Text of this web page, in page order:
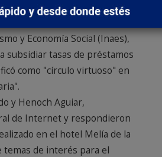
no se democratiza la
y Economía Social (Inaes),
subsidiar tasas de préstamos
como "círculo virtuoso" en
y Henoch Aguiar,
de Internet y respondieron
en el hotel Melía de la
temas de interés para el